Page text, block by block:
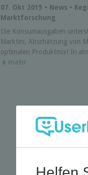
07. Okt 2015 • News •
Marktforschung
Die Konsumausgaben
Marktes, Abschätzung von
optimalen Produktmix! In
mehr